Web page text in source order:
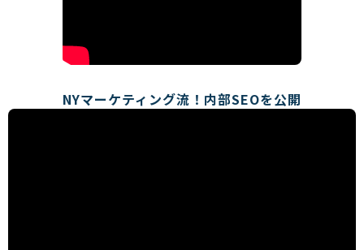
NYマーケティング流！内部SEOを公開